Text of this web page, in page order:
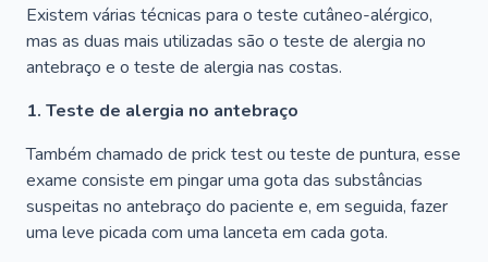
Existem várias técnicas para o teste cutâneo-alérgico,
mas as duas mais utilizadas são o teste de alergia no
antebraço e o teste de alergia nas costas.
1. Teste de alergia no antebraço
Também chamado de prick test ou teste de puntura, esse
exame consiste em pingar uma gota das substâncias
suspeitas no antebraço do paciente e, em seguida, fazer
uma leve picada com uma lanceta em cada gota.